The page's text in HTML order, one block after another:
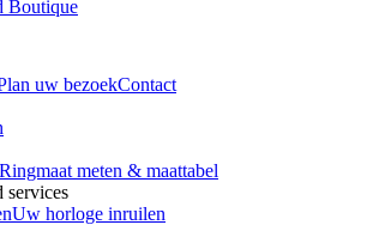
Boutique
uw bezoekContact
Ringmaat meten & maattabel
services
Uw horloge inruilen